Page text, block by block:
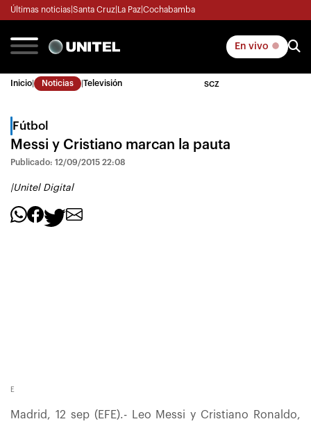
Últimas noticias Santa Cruz La Paz Cochabamba
En vivo
Inicio Noticias Televisión SCZ
Fútbol
Messi y Cristiano marcan la pauta
Publicado: 12/09/2015 22:08
|Unitel Digital
E
Madrid, 12 sep (EFE).- Leo Messi y Cristiano Ronaldo,